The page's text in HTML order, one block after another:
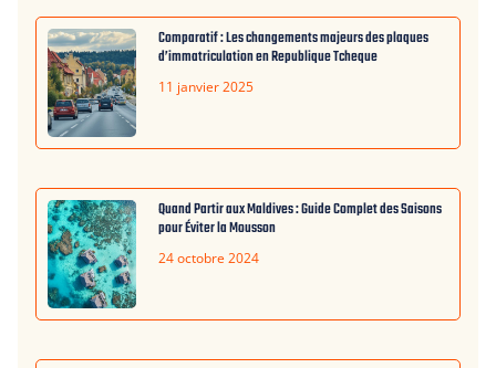
Comparatif : Les changements majeurs des plaques
d’immatriculation en Republique Tcheque
11 janvier 2025
Quand Partir aux Maldives : Guide Complet des Saisons
pour Éviter la Mousson
24 octobre 2024